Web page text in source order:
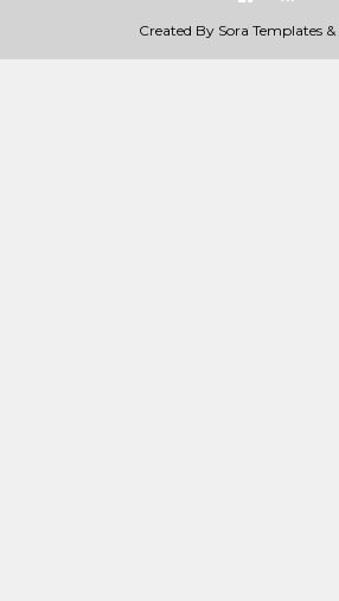
Created By Sora Templates&